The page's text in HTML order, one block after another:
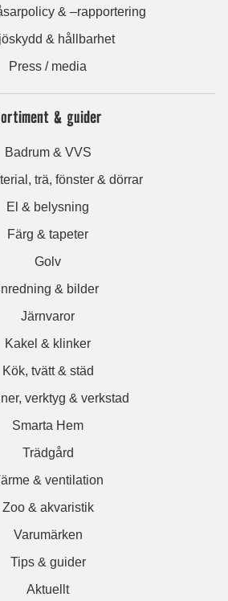
& –rapportering
& hållbarhet
Press / media
& guider
Badrum & VVS
trä, fönster & dörrar
El & belysning
Färg & tapeter
Golv
Inredning & bilder
Järnvaror
Kakel & klinker
Kök, tvätt & städ
verktyg & verkstad
Smarta Hem
Trädgård
& ventilation
Zoo & akvaristik
Varumärken
Tips & guider
Aktuellt